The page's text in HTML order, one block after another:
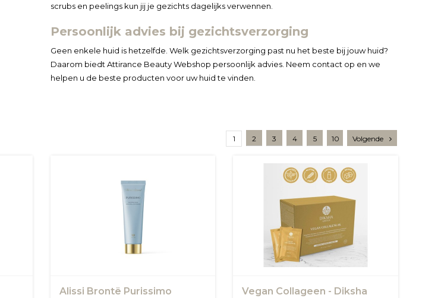
scrubs en peelings kun jij je gezichts dagelijks verwennen.
Persoonlijk advies bij gezichtsverzorging
Geen enkele huid is hetzelfde. Welk gezichtsverzorging past nu het beste bij jouw huid?
Daarom biedt Attirance Beauty Webshop persoonlijk advies. Neem contact op en we
helpen u de beste producten voor uw huid te vinden.
1 2 3 4 5 10 Volgende
Alissi Brontë Purissimo
Vegan Collageen - Diksha